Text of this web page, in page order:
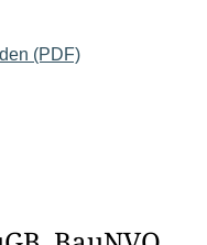
(PDF)